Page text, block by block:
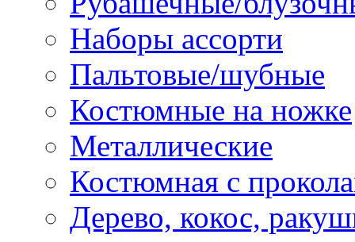
Наборы ассорти
Пальтовые/шубные
Костюмные на ножке
Металлические
Костюмная с
Дерево, кокос,